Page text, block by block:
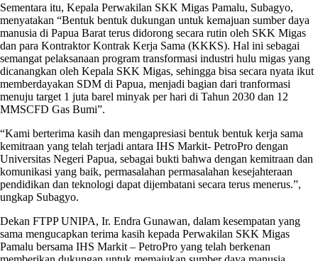
Sementara itu, Kepala Perwakilan SKK Migas Pamalu, Subagyo,
menyatakan “Bentuk bentuk dukungan untuk kemajuan sumber daya
manusia di Papua Barat terus didorong secara rutin oleh SKK Migas
dan para Kontraktor Kontrak Kerja Sama (KKKS). Hal ini sebagai
semangat pelaksanaan program transformasi industri hulu migas yang
dicanangkan oleh Kepala SKK Migas, sehingga bisa secara nyata ikut
memberdayakan SDM di Papua, menjadi bagian dari tranformasi
menuju target 1 juta barel minyak per hari di Tahun 2030 dan 12
MMSCFD Gas Bumi”.
“Kami berterima kasih dan mengapresiasi bentuk bentuk kerja sama
kemitraan yang telah terjadi antara IHS Markit- PetroPro dengan
Universitas Negeri Papua, sebagai bukti bahwa dengan kemitraan dan
komunikasi yang baik, permasalahan permasalahan kesejahteraan
pendidikan dan teknologi dapat dijembatani secara terus menerus.”,
ungkap Subagyo.
Dekan FTPP UNIPA, Ir. Endra Gunawan, dalam kesempatan yang
sama mengucapkan terima kasih kepada Perwakilan SKK Migas
Pamalu bersama IHS Markit – PetroPro yang telah berkenan